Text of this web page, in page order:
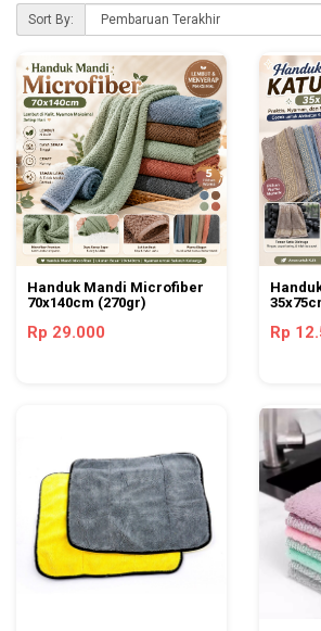
Sort By:
Handuk Mandi Microfiber
70x140cm (270gr)
Rp 29.000 Rp